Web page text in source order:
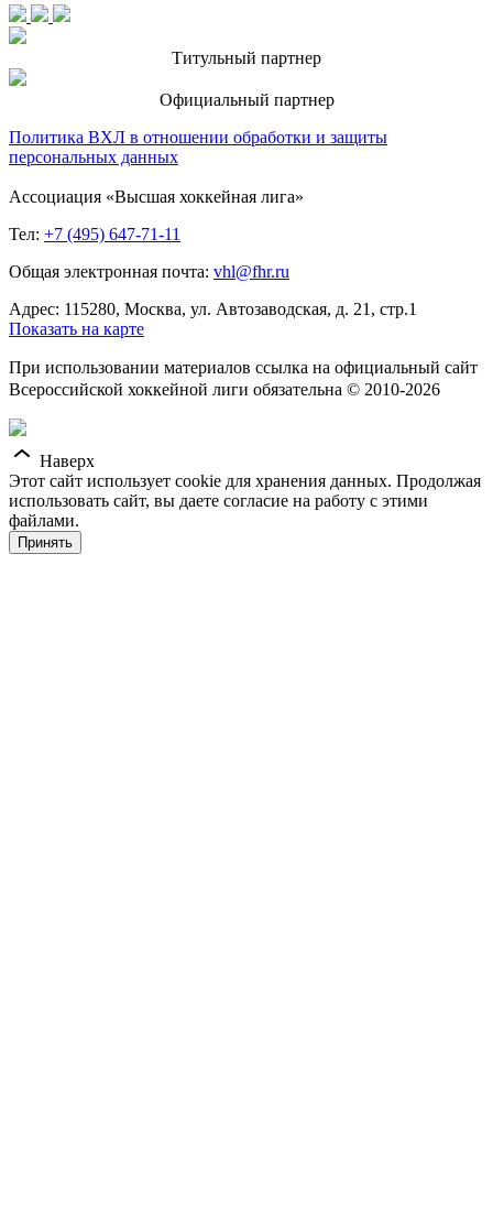
Титульный партнер
Официальный партнер
Политика ВХЛ в отношении обработки и защиты
персональных данных
Ассоциация «Высшая хоккейная лига»
Тел: +7 (495) 647-71-11
Общая электронная почта: vhl@fhr.ru
Адрес: 115280, Москва, ул. Автозаводская, д. 21, стр.1
Показать на карте
При использовании материалов ссылка на официальный сайт
Всероссийской хоккейной лиги обязательна © 2010-2026
Наверх
Этот сайт использует cookie для хранения данных. Продолжая
использовать сайт, вы даете согласие на работу с этими
файлами.
Принять